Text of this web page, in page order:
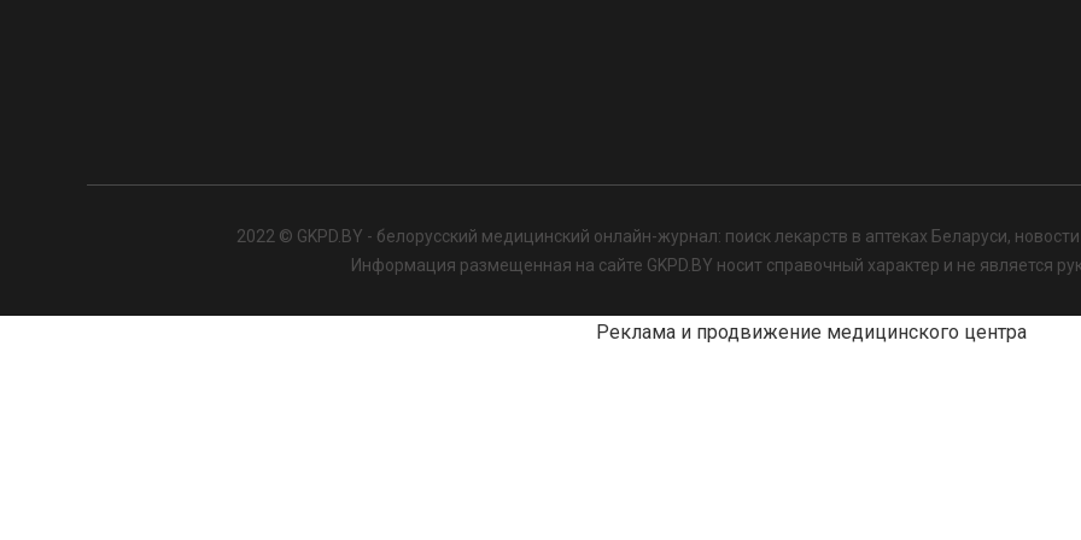
2022 © GKPD.BY - белорусский медицинский онлайн-журнал: поиск лекарств в аптеках Беларуси,
Информация размещенная на сайте GKPD.BY носит справочный характер и не является
Реклама и продвижение медицинского центра